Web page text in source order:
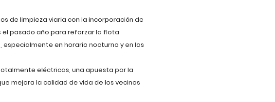
de limpieza viaria con la incorporación de
el pasado año para reforzar la flota
en horario nocturno y en las
eléctricas, una apuesta por la
mejora la calidad de vida de los vecinos